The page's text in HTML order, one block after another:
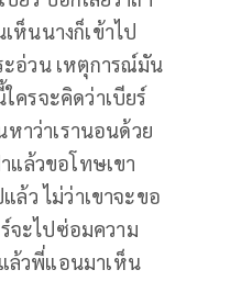
ห็นนางก็เข้าไป
ะอ่วน เหตุการณ์มัน
ครจะคิดว่าเบียร์
หาว่าเรานอนด้วย
แล้วขอโทษเขา
ล้ว ไม่ว่าเขาจะขอ
ร์จะไปซ่อมความ
ล้วพี่แอนมาเห็น